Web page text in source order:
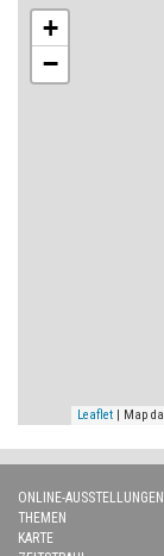
+
−
Leaflet | Map
ONLINE-AUSSTELLUNGEN
THEMEN
KARTE